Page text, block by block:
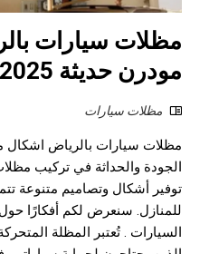
مظلات سيارات
مودرن حديثة 2025
مظلات سيارات
الجودة والحداثة في تركيب
توفير أشكال وتصاميم متنوعة
للمنازل. سنعرض لكم أفكارًا
السيارات . تُعتبر المظلة